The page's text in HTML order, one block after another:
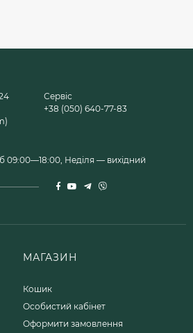
Сервіс
+38 (050) 640-77-83
09:00—18:00, Неділя — вихідний
МАГАЗИН
Кошик
Особистий кабінет
Оформити замовлення